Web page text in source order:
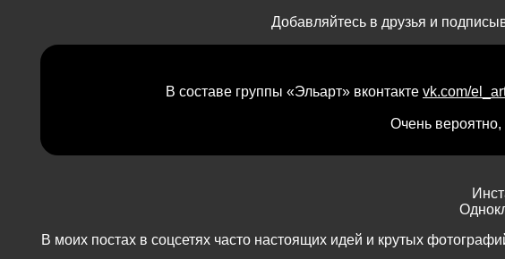
Добавляйтесь в друзья и
В составе группы «Эльарт» вконтакте vk.com/
Очень вероятно,
В моих постах в соцсетях часто настоящих идей и крутых